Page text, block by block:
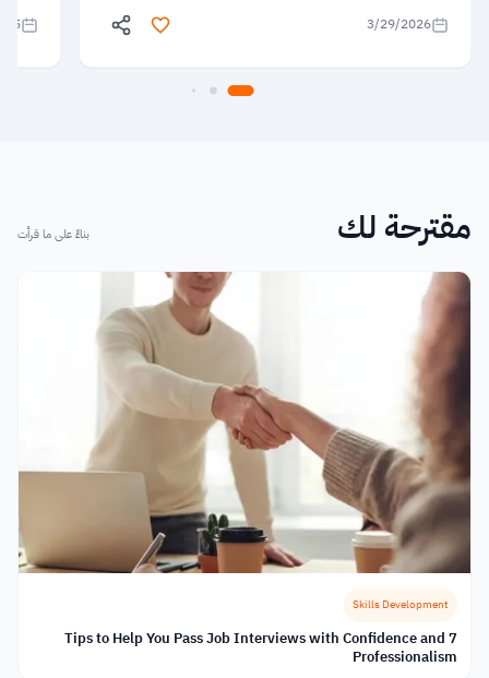
3/29/2026
مقترحة لك بناءً على ما قرأت
Skills Development
7 Tips to Help You Pass Job Interviews with Confidence and
Professionalism